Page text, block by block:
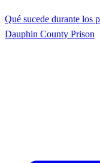
Qué sucede durante los
Dauphin County Prison